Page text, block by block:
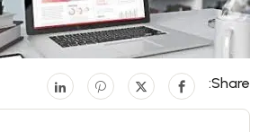
Share: